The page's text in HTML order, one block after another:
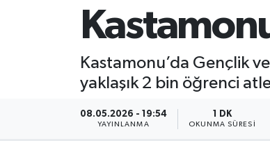
Kastamonu’da Gençlik
yaklaşık 2 bin öğrenci
08.05.2026 - 19:54
YAYINLANMA
1 DK
OKUNMA SÜRESI
Araç Haberleri
Azdavay Haberleri
Bozkurt Haberleri